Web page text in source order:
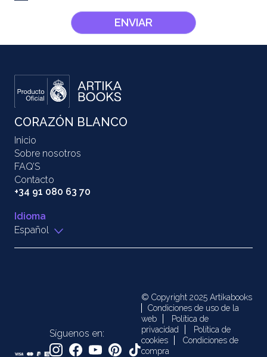
ENVIAR
CORAZÓN BLANCO
Inicio
Sobre nosotros
FAQ’S
Contacto
+34 91 080 63 70
Idioma
Español
Síguenos en:
© Copyright 2025 Artikabooks
Condiciones de uso de la
web
Política de
privacidad
Política de
cookies
Condiciones de
compra